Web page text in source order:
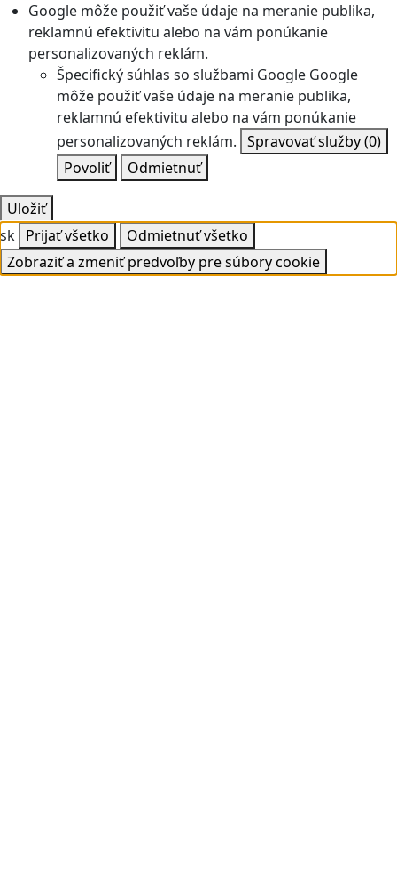
Google môže použiť vaše údaje na meranie publika,
reklamnú efektivitu alebo na vám ponúkanie
personalizovaných reklám.
Špecifický súhlas so službami Google Google
môže použiť vaše údaje na meranie publika,
reklamnú efektivitu alebo na vám ponúkanie
personalizovaných reklám. Spravovať služby(0)
Povoliť
Odmietnuť
Uložiť
sk Prijať všetko
Odmietnuť všetko
Zobraziť a zmeniť predvoľby pre súbory cookie